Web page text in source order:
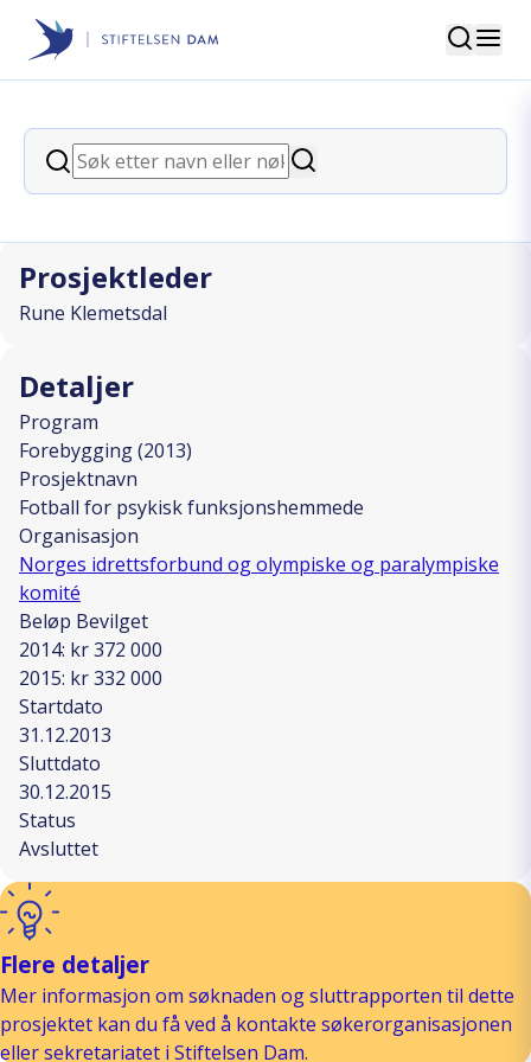
Stiftelsen Dam
Søk
Søk
Søk
back
Fotball for psykisk
Prosjektleder
Rune Klemetsdal
Detaljer
Program
Forebygging (2013)
Prosjektnavn
Fotball for psykisk funksjonshemmede
Organisasjon
Norges idrettsforbund og olympiske og paralympiske
komité
Beløp Bevilget
2014: kr 372 000
2015: kr 332 000
Startdato
31.12.2013
Sluttdato
30.12.2015
Status
Avsluttet
Flere detaljer
Mer informasjon om søknaden og sluttrapporten til dette
prosjektet kan du få ved å kontakte søkerorganisasjonen
eller sekretariatet i Stiftelsen Dam.